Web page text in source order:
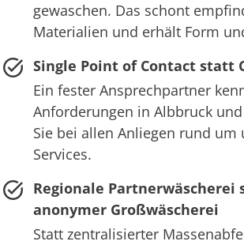
gewaschen. Das schont
Materialien und erhält Form
Single Point of Contact statt
Ein fester Ansprechpartner
Anforderungen in Albbruck
Sie bei allen Anliegen rund um
Services.
Regionale Partnerwäscherei
anonymer Großwäscherei
Statt zentralisierter